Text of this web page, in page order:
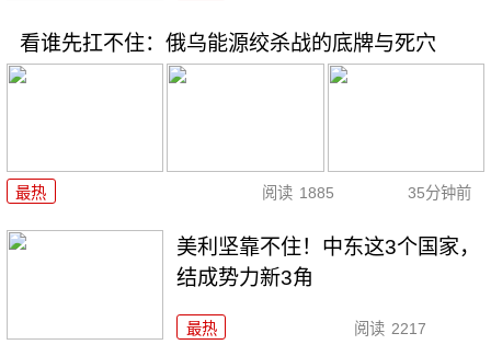
看谁先扛不住：俄乌能源绞杀战的底牌与死穴
最热 阅读 1885 35分钟前
美利坚靠不住！中东这3个国家，
结成势力新3角
最热 阅读 2217